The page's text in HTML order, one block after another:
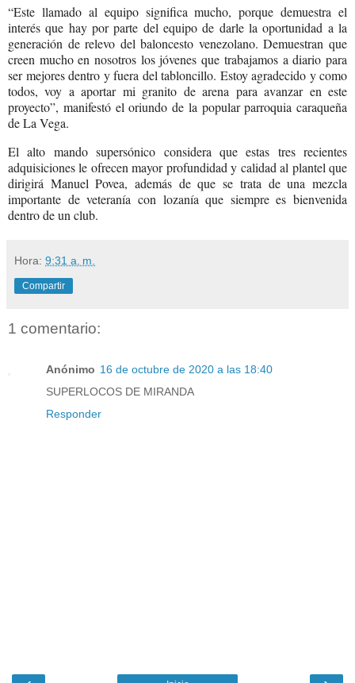
“Este llamado al equipo significa mucho, porque demuestra el
interés que hay por parte del equipo de darle la oportunidad a la
generación de relevo del baloncesto venezolano. Demuestran que
creen mucho en nosotros los jóvenes que trabajamos a diario para
ser mejores dentro y fuera del tabloncillo. Estoy agradecido y como
todos, voy a aportar mi granito de arena para avanzar en este
proyecto”, manifestó el oriundo de la popular parroquia caraqueña
de La Vega.
El alto mando supersónico considera que estas tres recientes
adquisiciones le ofrecen mayor profundidad y calidad al plantel que
dirigirá Manuel Povea, además de que se trata de una mezcla
importante de veteranía con lozanía que siempre es bienvenida
dentro de un club.
Hora: 9:31 a. m.
Compartir
1 comentario:
Anónimo 16 de octubre de 2020 a las 18:40
SUPERLOCOS DE MIRANDA
Responder